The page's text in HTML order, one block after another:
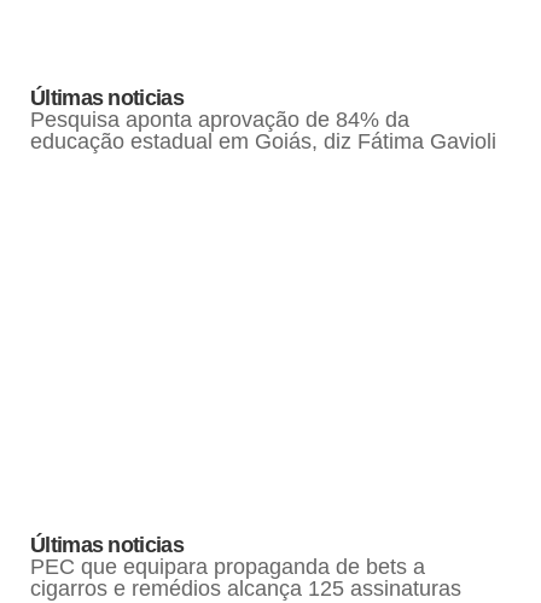
Últimas noticias
Pesquisa aponta aprovação de 84% da
educação estadual em Goiás, diz Fátima Gavioli
Últimas noticias
PEC que equipara propaganda de bets a
cigarros e remédios alcança 125 assinaturas